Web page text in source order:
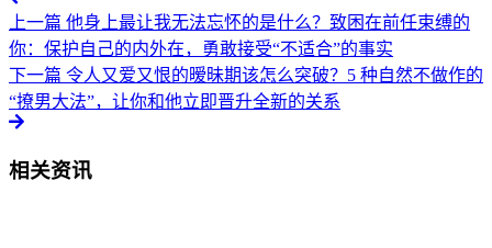
上一篇 他身上最让我无法忘怀的是什么？致困在前任束缚的
你：保护自己的内外在，勇敢接受“不适合”的事实
下一篇 令人又爱又恨的暧昧期该怎么突破？5 种自然不做作的
“撩男大法”，让你和他立即晋升全新的关系
相关资讯